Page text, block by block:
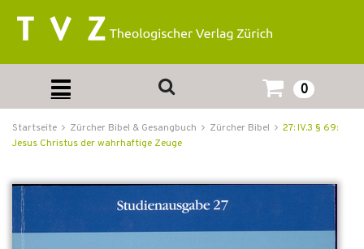
0
Startseite Zürcher Bibel & Gesangbuch Zürcher Bibel
27: IV.3 § 69:
Jesus Christus der wahrhaftige Zeuge